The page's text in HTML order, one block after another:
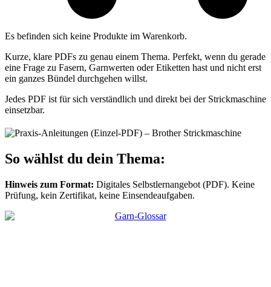
Es befinden sich keine Produkte im Warenkorb.
Kurze, klare PDFs zu genau einem Thema. Perfekt, wenn du gerade
eine Frage zu Fasern, Garnwerten oder Etiketten hast und nicht erst
ein ganzes Bündel durchgehen willst.
Jedes PDF ist für sich verständlich und direkt bei der Strickmaschine
einsetzbar.
So wählst du dein Thema:
Hinweis zum Format: Digitales Selbstlernangebot (PDF). Keine
Prüfung, kein Zertifikat, keine Einsendeaufgaben.